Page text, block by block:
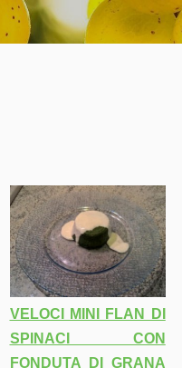
VELOCI MINI FLAN DI
SPINACI CON
FONDUTA DI GRANA